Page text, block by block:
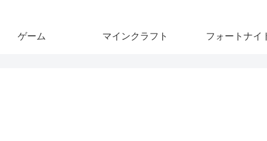
ゲーム マインクラフト フォートナイ